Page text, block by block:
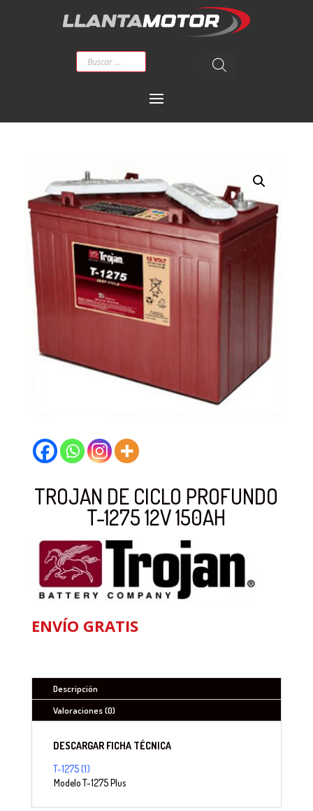
Búsqueda
productos
TROJAN DE CICLO PROFUNDO
T-1275 12V 150AH
ENVÍO GRATIS
Descripción
Valoraciones (0)
DESCARGAR FICHA TÉCNICA
T-1275 (1)
ModeloT-1275 Plus